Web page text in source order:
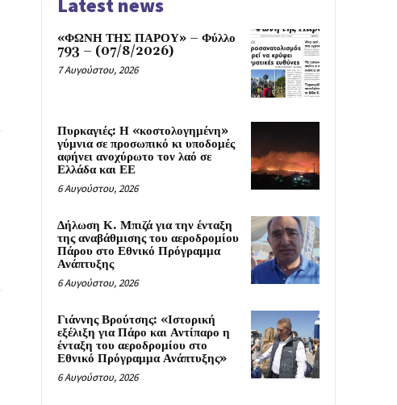
Latest news
«ΦΩΝΗ ΤΗΣ ΠΑΡΟΥ» – Φύλλο
793 – (07/8/2026)
7 Αυγούστου, 2026
Πυρκαγιές: Η «κοστολογημένη»
γύμνια σε προσωπικό κι υποδομές
αφήνει ανοχύρωτο τον λαό σε
Ελλάδα και ΕΕ
6 Αυγούστου, 2026
Δήλωση Κ. Μπιζά για την ένταξη
της αναβάθμισης του αεροδρομίου
Πάρου στο Εθνικό Πρόγραμμα
Ανάπτυξης
6 Αυγούστου, 2026
Γιάννης Βρούτσης: «Ιστορική
εξέλιξη για Πάρο και Αντίπαρο η
ένταξη του αεροδρομίου στο
Εθνικό Πρόγραμμα Ανάπτυξης»
6 Αυγούστου, 2026